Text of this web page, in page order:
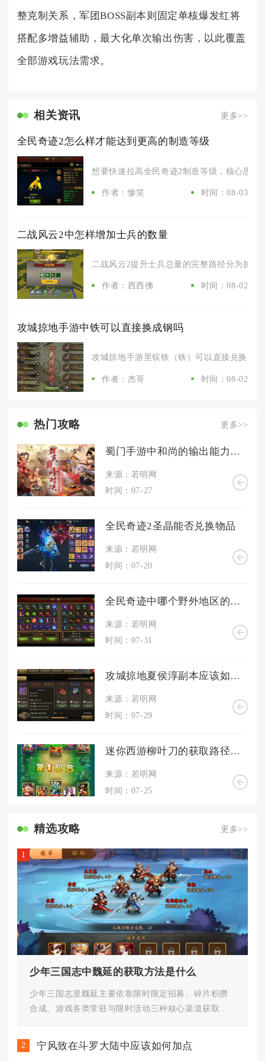
整克制关系，军团BOSS副本则固定单核爆发红将
搭配多增益辅助，最大化单次输出伤害，以此覆盖
全部游戏玩法需求。
相关资讯 更多>>
全民奇迹2怎么样才能达到更高的制造等级
想要快速拉高全民奇迹2制造等级，核心思路
作者：惨笑 时间：08-03
二战风云2中怎样增加士兵的数量
二战风云2提升士兵总量的完整路径分为扩
作者：西西佛 时间：08-02
攻城掠地手游中铁可以直接换成钢吗
攻城掠地手游里镔铁（铁）可以直接兑换百
作者：杰哥 时间：08-02
热门攻略 更多>>
蜀门手游中和尚的输出能力如何
来源：若明网
时间：07-27
全民奇迹2圣晶能否兑换物品
来源：若明网
时间：07-20
全民奇迹中哪个野外地区的经验最为丰厚
来源：若明网
时间：07-31
攻城掠地夏侯淳副本应该如何应对
来源：若明网
时间：07-29
迷你西游柳叶刀的获取路径是什么
来源：若明网
时间：07-25
精选攻略 更多>>
1
少年三国志中魏延的获取方法是什么
少年三国志里魏延主要依靠限时限定招募、碎片积攒
合成、游戏各类常驻与限时活动三种核心渠道获取，
2 宁风致在斗罗大陆中应该如何加点